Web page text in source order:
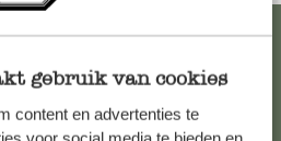
gebruik van cookies
content en advertenties te